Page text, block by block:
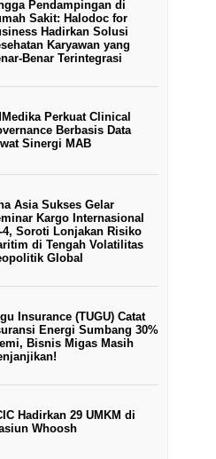
Pendampingan di
Sakit: Halodoc for
Hadirkan Solusi
Karyawan yang
Benar Terintegrasi
Perkuat Clinical
Berbasis Data
Sinergi MAB
Asia Sukses Gelar
Kargo Internasional
4, Soroti Lonjakan Risiko
di Tengah Volatilitas
Global
Insurance (TUGU) Catat
Energi Sumbang 30%
Bisnis Migas Masih
Hadirkan 29 UMKM di
Whoosh